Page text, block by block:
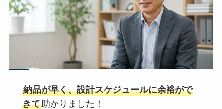
納品が早く、設計スケジュールに余裕がで
きて助かりました！